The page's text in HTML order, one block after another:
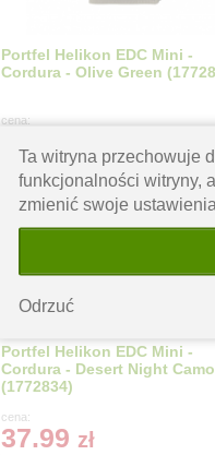
Portfel Helikon EDC Mini -
Cordura - Olive Green
cena:
Portfel Helikon EDC Mini -
Cordura - Desert Night Camo
(1772834)
cena:
37.99 zł
Ta witryna przechowuje
funkcjonalności witryny,
zmienić swoje
Odrzuć